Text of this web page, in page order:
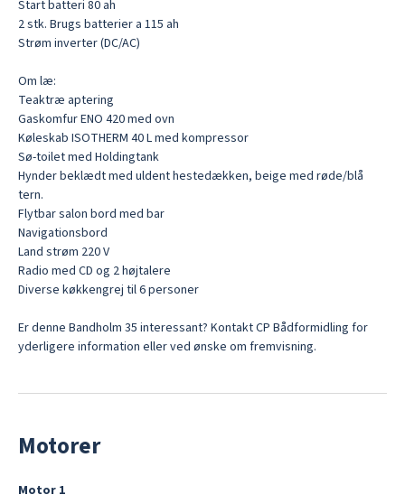
Start batteri 80 ah
2 stk. Brugs batterier a 115 ah
Strøm inverter (DC/AC)
Om læ:
Teaktræ aptering
Gaskomfur ENO 420 med ovn
Køleskab ISOTHERM 40 L med kompressor
Sø-toilet med Holdingtank
Hynder beklædt med uldent hestedækken, beige med røde/blå
tern.
Flytbar salon bord med bar
Navigationsbord
Land strøm 220 V
Radio med CD og 2 højtalere
Diverse køkkengrej til 6 personer
Er denne Bandholm 35 interessant? Kontakt CP Bådformidling for
yderligere information eller ved ønske om fremvisning.
Motorer
Motor 1